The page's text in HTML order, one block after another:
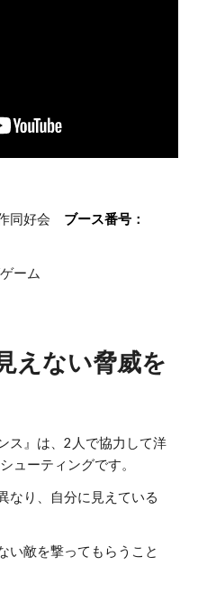
同好会 ブース番号 ：
ーム
えない脅威を
ス』は、2人で協力して洋
ューティングです。
なり、自分に見えている
い敵を撃ってもらうこと